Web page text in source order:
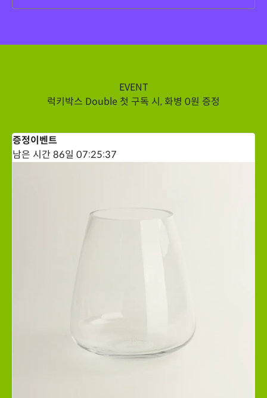
EVENT
럭키박스 Double 첫 구독 시, 화병 0원 증정
증정이벤트
남은 시간 86일 07:25:37